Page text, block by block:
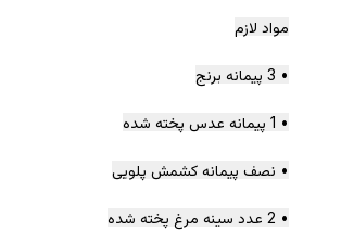
مواد لازم
• 3 پیمانه برنج
• 1 پیمانه عدس پخته شده
• نصف پیمانه کشمش پلویی
• 2 عدد سینه مرغ پخته شده